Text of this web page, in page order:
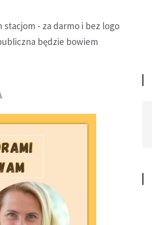
stacjom - za darmo i bez logo
będzie bowiem